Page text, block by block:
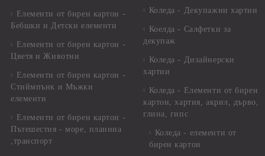
Елементи от бирен картон -
Бебшки и Детски елементи
Елементи от бирен картон -
Цветя и Животни
Елементи от бирен картон -
Стиймпънк и Мъжки
елементи
Елементи от бирен картон -
Пътешестия - море, планина
,транспорт
Коледа - Декупажни хартии
Коелда - Салфетки за
декупаж
Коледа - Дизайнерски
хартии
Коледа - Eлементи от бирен
картон, хартия, акрил, дърво,
глина, гипс
Коледа - елементи от
бирен картон